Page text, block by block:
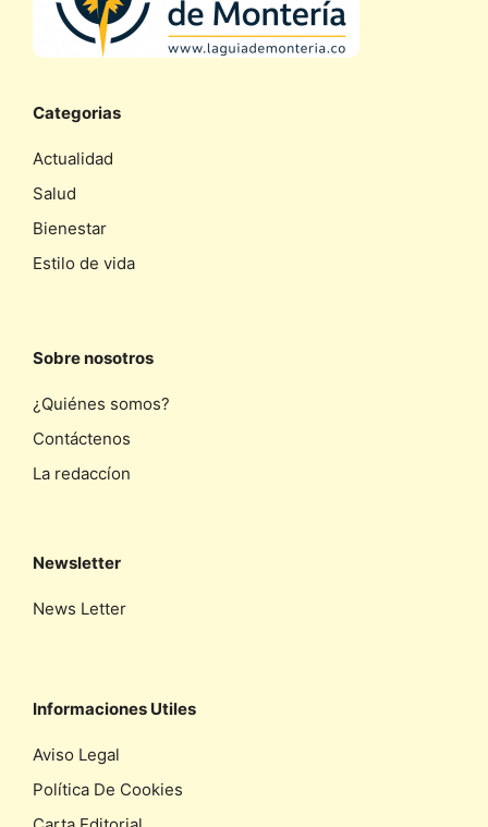
Categorias
Actualidad
Salud
Bienestar
Estilo de vida
Sobre nosotros
¿Quiénes somos?
Contáctenos
La redaccíon
Newsletter
News Letter
Informaciones Utiles
Aviso Legal
Política De Cookies